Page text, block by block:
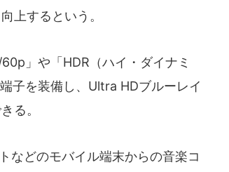
上するという。
」や「HDR（ハイ・ダイナミ
子を装備し、Ultra HDブルーレイ
る。
どのモバイル端末からの音楽コ